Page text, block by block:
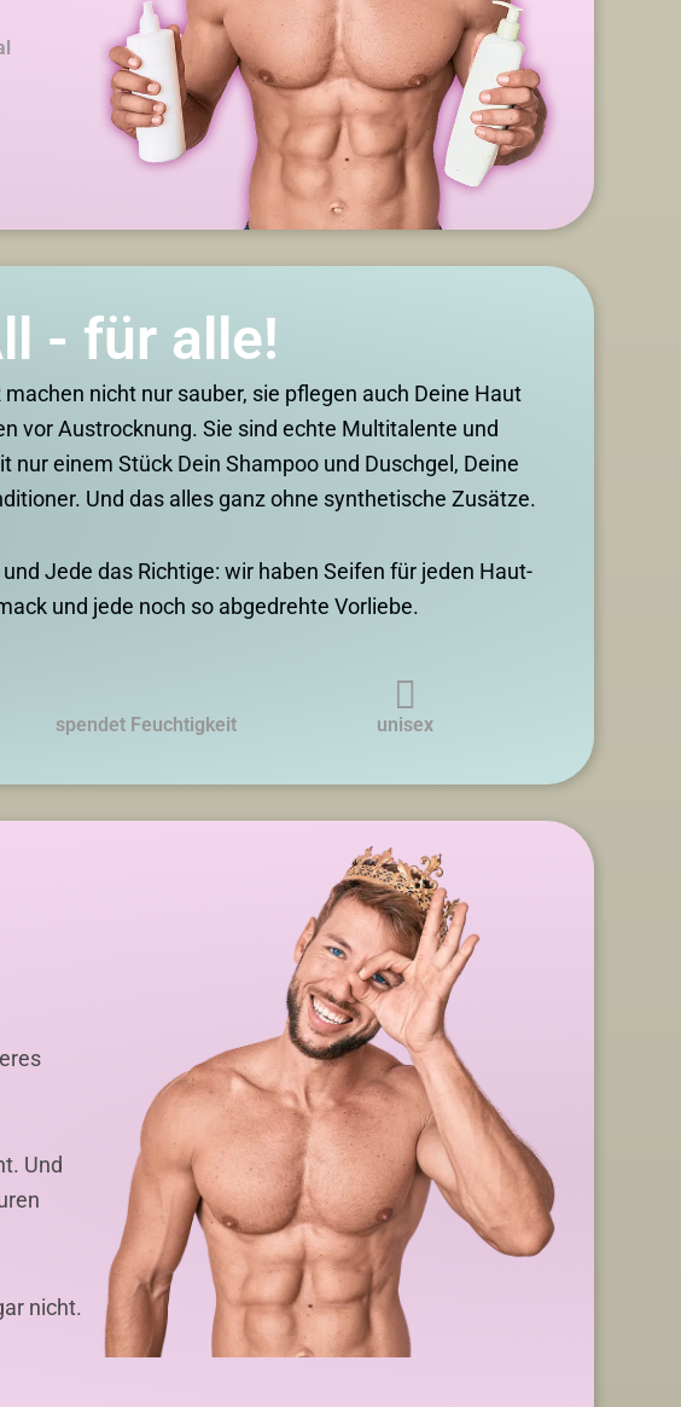
- für alle!
nicht nur sauber, sie pflegen auch Deine Haut
vor Austrocknung. Sie sind echte Multitalente und
nur einem Stück Dein Shampoo und Duschgel, Deine
Und das alles ganz ohne synthetische Zusätze.
Jede das Richtige: wir haben Seifen für jeden Haut-
und jede noch so abgedrehte Vorliebe.
spendet Feuchtigkeit unisex
Und
nicht.